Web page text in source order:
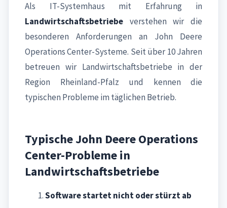
Als IT-Systemhaus mit Erfahrung in
Landwirtschaftsbetriebe verstehen wir die
besonderen Anforderungen an John Deere
Operations Center-Systeme. Seit über 10 Jahren
betreuen wir Landwirtschaftsbetriebe in der
Region Rheinland-Pfalz und kennen die
typischen Probleme im täglichen Betrieb.
Typische John Deere Operations
Center-Probleme in
Landwirtschaftsbetriebe
Software startet nicht oder stürzt ab